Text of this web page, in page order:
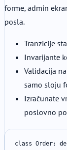
forme, admin
posla.
Tranzicije
Invarijante
Validacija
samo sloju
Izračunate
poslovno
class Order: